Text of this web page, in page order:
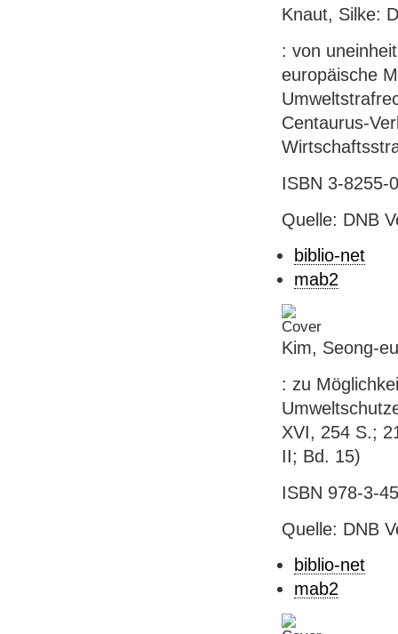
Knaut, Silke:
: von
europäische
Centaurus-
ISBN 3-8255-
Quelle: DNB
biblio-net
mab2
Kim, Seong-
: zu
XVI, 254 S.;
II; Bd. 15)
ISBN 978-3-
Quelle: DNB
biblio-net
mab2